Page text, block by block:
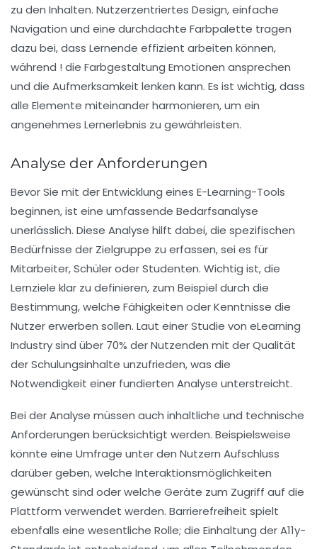
zu den Inhalten. Nutzerzentriertes Design, einfache
Navigation und eine durchdachte Farbpalette tragen
dazu bei, dass Lernende effizient arbeiten können,
während ! die Farbgestaltung Emotionen ansprechen
und die Aufmerksamkeit lenken kann. Es ist wichtig, dass
alle Elemente miteinander harmonieren, um ein
angenehmes Lernerlebnis zu gewährleisten.
Analyse der Anforderungen
Bevor Sie mit der Entwicklung eines E-Learning-Tools
beginnen, ist eine umfassende Bedarfsanalyse
unerlässlich. Diese Analyse hilft dabei, die spezifischen
Bedürfnisse der Zielgruppe zu erfassen, sei es für
Mitarbeiter,SchüleroderStudenten. Wichtig ist, die
Lernziele klar zu definieren, zum Beispiel durch die
Bestimmung, welche Fähigkeiten oderKenntnisse die
Nutzer erwerben sollen. Laut einer Studie von eLearning
Industrysind über 70% der Nutzenden mit der Qualität
der Schulungsinhalte unzufrieden, was die
Notwendigkeit einer fundierten Analyse unterstreicht.
Bei der Analyse müssen auch inhaltliche und technische
Anforderungen berücksichtigt werden. Beispielsweise
könnte eine Umfrage unter den Nutzern Aufschluss
darüber geben, welche Interaktionsmöglichkeiten
gewünscht sind oder welche Geräte zum Zugriff auf die
Plattform verwendet werden. Barrierefreiheit spielt
ebenfalls eine wesentliche Rolle; die Einhaltung derA11y-